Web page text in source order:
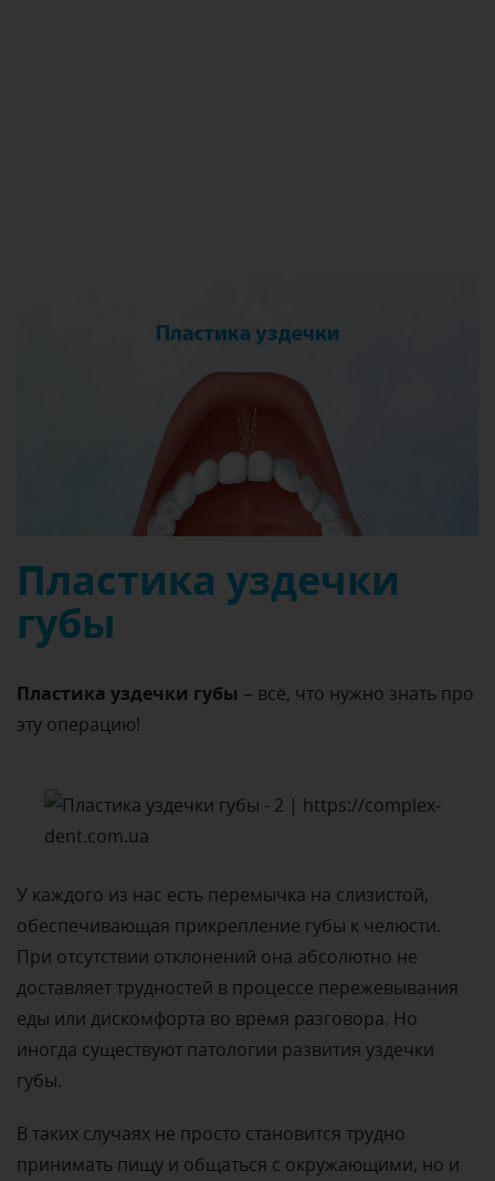
Пластика уздечки
губы
Пластика уздечки губы – всё, что нужно знать про
эту операцию!
У каждого из нас есть перемычка на слизистой,
обеспечивающая прикрепление губы к челюсти.
При отсутствии отклонений она абсолютно не
доставляет трудностей в процессе пережевывания
еды или дискомфорта во время разговора. Но
иногда существуют патологии развития уздечки
губы.
В таких случаях не просто становится трудно
принимать пищу и общаться с окружающими, но и